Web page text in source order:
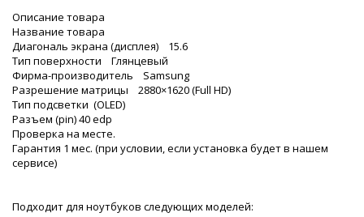
Описание товара
Название товара
Диагональ экрана (дисплея) 15.6
Тип поверхности Глянцевый
Фирма-производитель Samsung
Разрешение матрицы 2880×1620 (Full HD)
Тип подсветки (OLED)
Разъем (pin) 40 edp
Проверка на месте.
Гарантия 1 мес. (при условии, если установка будет в нашем
сервисе)
Подходит для ноутбуков следующих моделей: